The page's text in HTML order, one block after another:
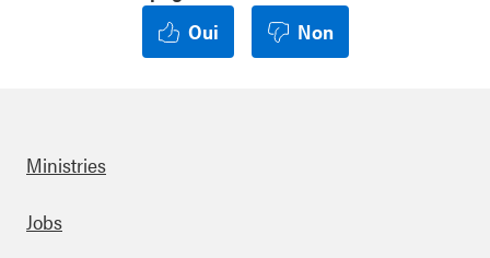
Oui
Non
Footer
Ministries
Jobs